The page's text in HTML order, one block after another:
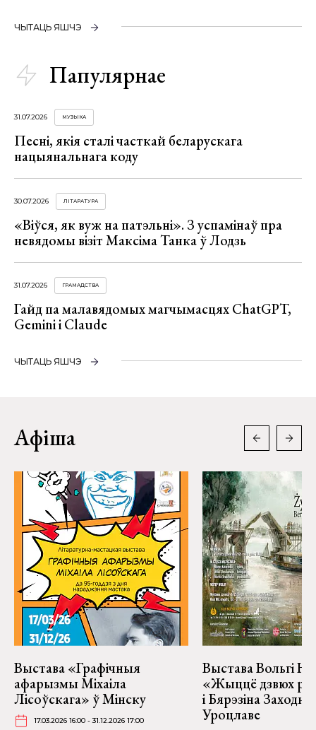
ЧЫТАЦЬ ЯШЧЭ
Папулярнае
31.07.2026 МУЗЫКА
Песні, якія сталі часткай беларускага
нацыянальнага коду
30.07.2026 ЛІТАРАТУРА
«Віўся, як вуж на патэльні». З успамінаў пра
невядомы візіт Максіма Танка ў Лодзь
31.07.2026 ГРАМАДСТВА
Гайд па малавядомых магчымасцях ChatGPT,
Gemini і Claude
ЧЫТАЦЬ ЯШЧЭ
Афіша
Выстава «Графічныя
афарызмы Міхаіла
Лісоўскага» ў Мінску
17.03.2026 16:00 - 31.12.2026 17:00
Выстава Вольгі
«Жыццё дзвюх
і Бярэзіна
Уроцлаве